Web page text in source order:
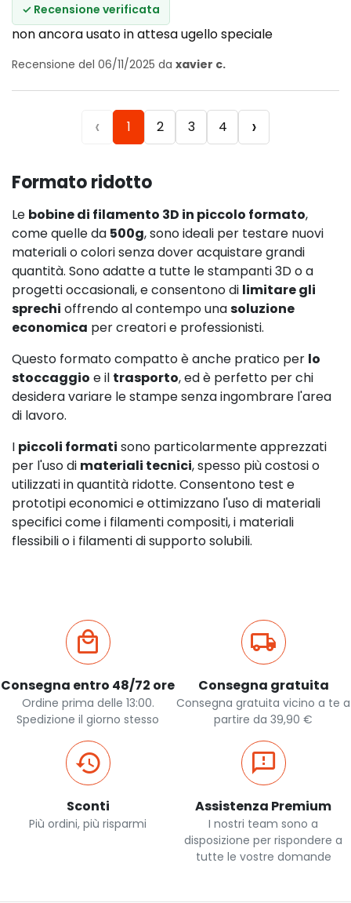
✓ Recensione verificata
non ancora usato in attesa ugello speciale
Recensione del 06/11/2025 da xavier c.
‹ 1 2 3 4 ›
Formato ridotto
Le bobine di filamento 3D in piccolo formato,
come quelle da 500g, sono ideali per testare nuovi
materiali o colori senza dover acquistare grandi
quantità. Sono adatte a tutte le stampanti 3D o a
progetti occasionali, e consentono di limitare gli
sprechi offrendo al contempo unasoluzione
economica per creatori e professionisti.
Questo formato compatto è anche pratico per lo
stoccaggio e il trasporto, ed è perfetto per chi
desidera variare le stampe senza ingombrare l'area
di lavoro.
I piccoli formati sono particolarmente apprezzati
per l'uso di materiali tecnici, spesso più costosi o
utilizzati in quantità ridotte. Consentono test e
prototipi economici e ottimizzano l'uso di materiali
specifici come i filamenti compositi, i materiali
flessibili o i filamenti di supporto solubili.
Consegna entro 48/72 ore
Ordine prima delle 13:00.
Spedizione il giorno stesso
Consegna gratuita
Consegna gratuita vicino a te a
partire da 39,90 €
Sconti
Più ordini, più risparmi
Assistenza Premium
I nostri team sono a
disposizione per rispondere a
tutte le vostre domande